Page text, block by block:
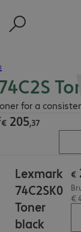
for a
€ 205,37
€ 205,37
Lexmark
74C2SK0
Toner
black
€
€